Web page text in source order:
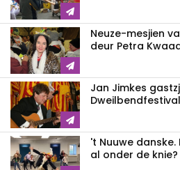
Neuze-mesjien
deur Petra
Jan Jimkes
't Nuuwe danske.
al onder de knie?